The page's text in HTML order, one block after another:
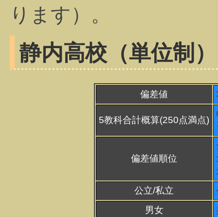
ります）。
静内高校（単位制）
偏差値
5教科合計概算(250点満点)
偏差値順位
公立/私立
男女